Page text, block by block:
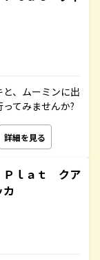
、ムーミンに出
てみませんか?
詳細を見る
ｌａｔ クア